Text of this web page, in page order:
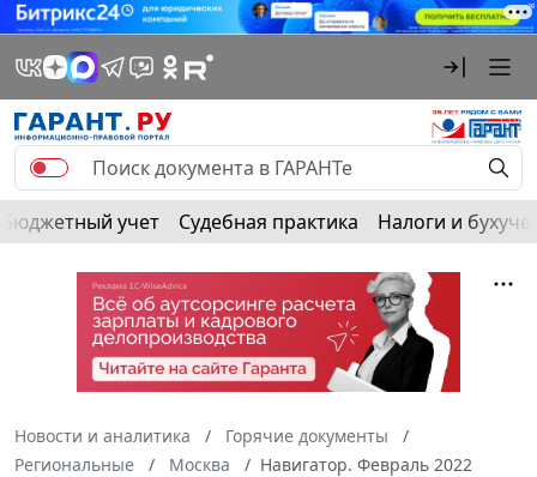
Бюджетный учет Судебная практика Налоги и
Новости и аналитика
Горячие документы
Региональные
Москва Навигатор. Февраль 2022